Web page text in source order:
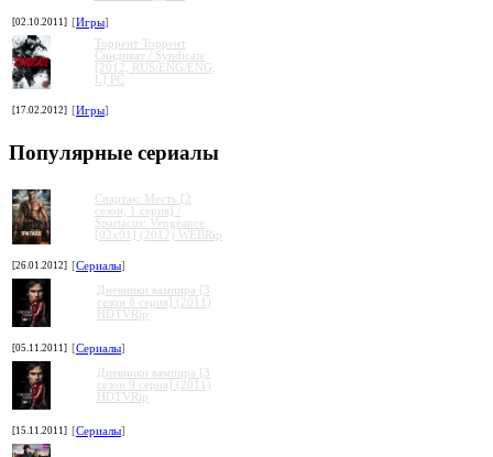
[02.10.2011] [Игры]
Торрент Торрент
Cиндикат / Syndicate
[2012, RUS/ENG/ENG,
L] PC
[17.02.2012] [Игры]
Популярные сериалы
Спартак: Месть [2
сезон, 1 серия] /
Spartacus: Vengeance
[02x01] (2012) WEBRip
[26.01.2012] [Сериалы]
Дневники вампира [3
сезон 8 серия] (2011)
HDTVRip
[05.11.2011] [Сериалы]
Дневники вампира [3
сезон 9 серия] (2011)
HDTVRip
[15.11.2011] [Сериалы]